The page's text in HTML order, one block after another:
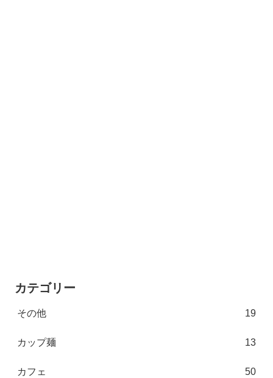
カテゴリー
その他 19
カップ麺 13
カフェ 50